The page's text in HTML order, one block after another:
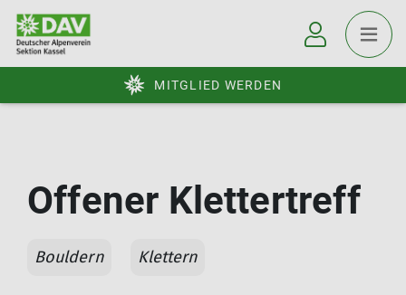
MITGLIED WERDEN
Offener Klettertreff
Bouldern Klettern